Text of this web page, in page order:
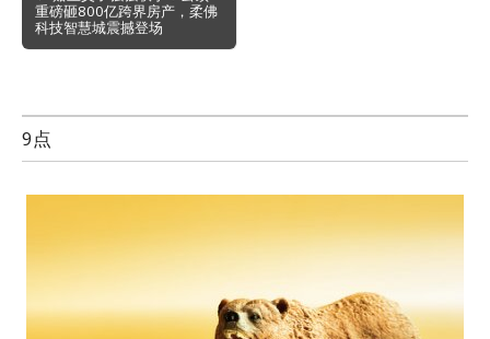
navigation
重磅砸800亿跨界房产，柔佛
科技智慧城震撼登场
9点